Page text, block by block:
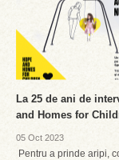
La 25 de ani de
and Homes for
05 Oct 2023
Pentru a prinde aripi,